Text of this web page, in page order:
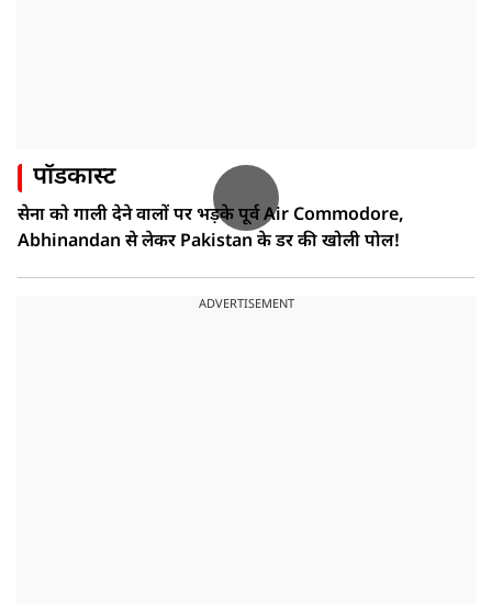
पॉडकास्ट
सेना को गाली देने वालों पर भड़के पूर्व Air Commodore,
Abhinandan से लेकर Pakistan के डर की खोली पोल!
ADVERTISEMENT